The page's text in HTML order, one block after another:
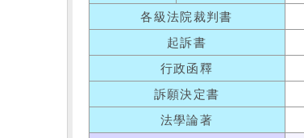
各級法院裁判書
起訴書
行政函釋
訴願決定書
法學論著